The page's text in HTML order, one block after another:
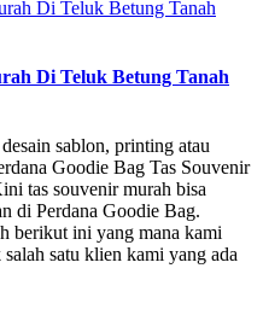
Di Teluk Betung Tanah
sablon, printing atau
Goodie Bag Tas Souvenir
tas souvenir murah bisa
di Perdana Goodie Bag.
berikut ini yang mana kami
satu klien kami yang ada